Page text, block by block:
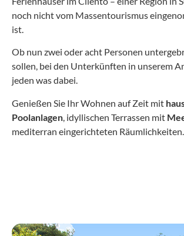
noch nicht vom Massentourismus
ist.
Ob nun zwei oder acht Personen
sollen, bei den Unterkünften in unserem
jeden was dabei.
Genießen Sie Ihr Wohnen auf Zeit mit
Poolanlagen , idyllischen Terrassen mit
mediterran eingerichteten Räumlichkeiten.